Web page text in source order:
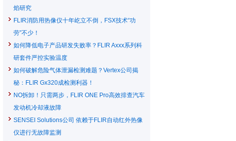
焰研究
FLIR消防用热像仪十年屹立不倒，FSX技术“功
劳”不少！
如何降低电子产品研发失败率？FLIR Axxx系列科
研套件严控实验温度
如何破解危险气体泄漏检测难题？Vertex公司揭
秘：FLIR Gx320成检测利器！
NO拆卸！只需两步，FLIR ONE Pro高效排查汽车
发动机冷却液故障
SENSEI Solutions公司 依赖于FLIR自动红外热像
仪进行无故障监测